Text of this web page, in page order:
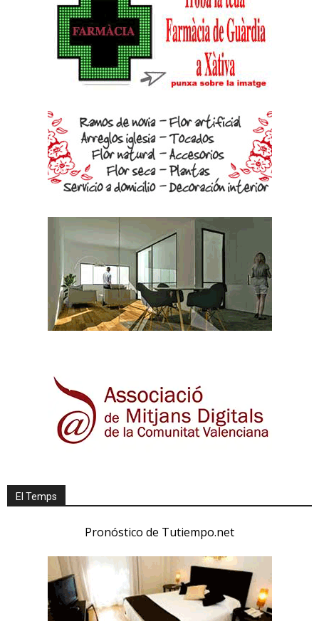
El Temps
Pronóstico de Tutiempo.net